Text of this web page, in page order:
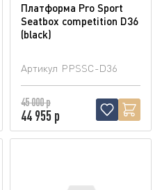
Платформа Pro Sport
Seatbox competition D36
(blaсk)
Артикул PPSSC-D36
45 000 р
44 955 р